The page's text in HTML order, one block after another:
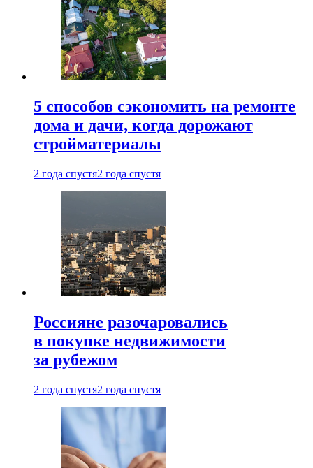
5 способов сэкономить на ремонте
дома и дачи, когда дорожают
стройматериалы
2 года спустя2 года спустя
Россияне разочаровались
в покупке недвижимости
за рубежом
2 года спустя2 года спустя